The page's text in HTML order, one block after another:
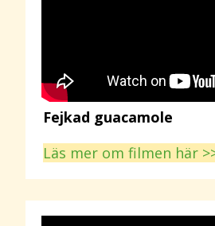
Fejkad guacamole
Läs mer om filmen här